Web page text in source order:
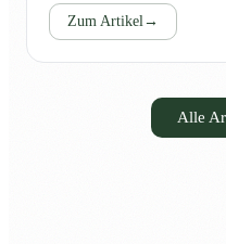
Zum Artikel→
Alle